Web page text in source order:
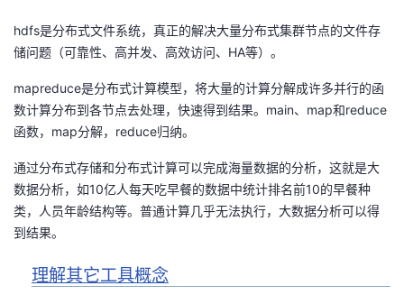
我
的
客
我
论
坛
的
圈
子
我
的
直
我
的
我
者
学
我
的
课
我
的
我
支
持
的
技
术
我
的
云
hdfs是分布式文件系统，真正的解决大量分布式集群节点的文件存
储问题（可靠性、高并发、高效访问、HA等）。
mapreduce是分布式计算模型，将大量的计算分解成许多并行的函
数计算分布到各节点去处理，快速得到结果。main、map和reduce
函数，map分解，reduce归纳。
通过分布式存储和分布式计算可以完成海量数据的分析，这就是大
数据分析，如10亿人每天吃早餐的数据中统计排名前10的早餐种
类，人员年龄结构等。普通计算几乎无法执行，大数据分析可以得
到结果。
理解其它工具概念